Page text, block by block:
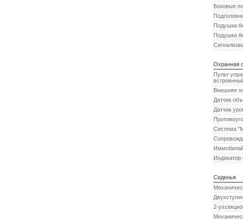
Боковые
Подушка
Подушка
Охранная
Пульт
Внешняя
Датчик
Датчик
Система
Индикатор
Сиденья
2-